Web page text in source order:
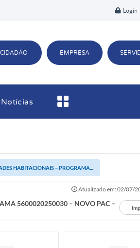
CIDADÃO EMPRESA
Notícias
HABITACIONAIS – PROGRAMA...
Atualizado em: 02/07/
5600020250030 – NOVO PAC –